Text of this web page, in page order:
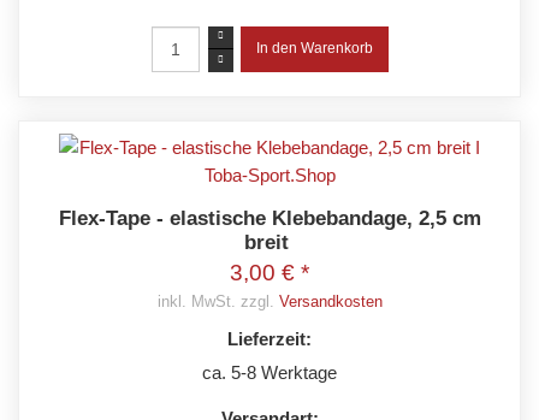
Flex-Tape - elastische Klebebandage, 2,5 cm
breit
3,00 € *
inkl. MwSt. zzgl. Versandkosten
Lieferzeit:
ca. 5-8 Werktage